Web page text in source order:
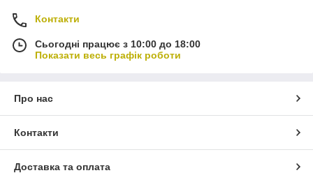
Контакти
Сьогодні працює з 10:00 до 18:00
Показати весь графік роботи
Про нас
Контакти
Доставка та оплата